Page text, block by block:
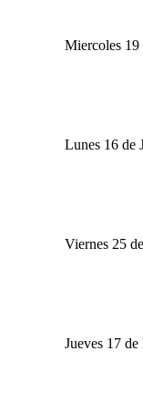
Miercoles 19
Lunes 16 de
Viernes 25
Jueves 17